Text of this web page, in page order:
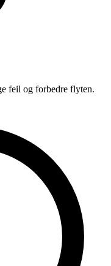
feil og forbedre flyten.